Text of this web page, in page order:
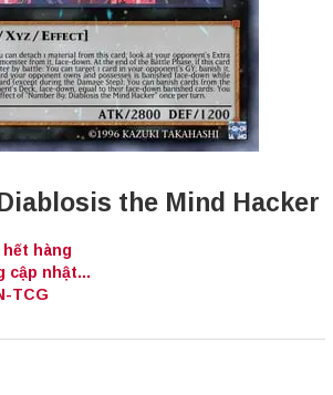
the Mind Hacker
hết hàng
cập nhật...
TCG